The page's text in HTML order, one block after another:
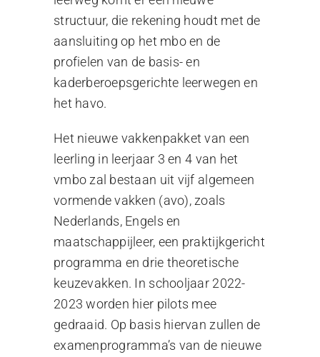
structuur, die rekening houdt met de
aansluiting op het mbo en de
profielen van de basis- en
kaderberoepsgerichte leerwegen en
het havo.
Het nieuwe vakkenpakket van een
leerling in leerjaar 3 en 4 van het
vmbo zal bestaan uit vijf algemeen
vormende vakken (avo), zoals
Nederlands, Engels en
maatschappijleer, een praktijkgericht
programma en drie theoretische
keuzevakken. In schooljaar 2022-
2023 worden hier pilots mee
gedraaid. Op basis hiervan zullen de
examenprogramma’s van de nieuwe